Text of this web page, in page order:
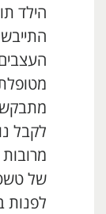
הילד
לקבל
של
לפנות